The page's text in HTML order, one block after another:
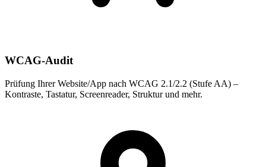
WCAG-Audit
Prüfung Ihrer Website/App nach WCAG 2.1/2.2 (Stufe AA) –
Kontraste, Tastatur, Screenreader, Struktur und mehr.